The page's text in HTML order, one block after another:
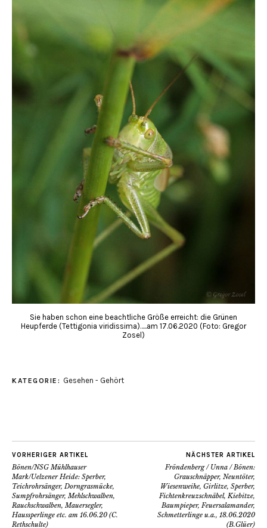
Sie haben schon eine beachtliche Größe erreicht: die Grünen
Heupferde (Tettigonia viridissima)…..am 17.06.2020 (Foto: Gregor
Zosel)
KATEGORIE: Gesehen - Gehört
VORHERIGER ARTIKEL
Bönen/NSG Mühlhauser
Mark/Uelzener Heide: Sperber,
Teichrohrsänger, Dorngrasmücke,
Sumpfrohrsänger, Mehlschwalben,
Rauchschwalben, Mauersegler,
Haussperlinge etc. am 16.06.20 (C.
Rethschulte)
NÄCHSTER ARTIKEL
Fröndenberg / Unna / Bönen:
Grauschnäpper, Neuntöter,
Wiesenweihe, Girlitze, Sperber,
Fichtenkreuzschnäbel, Kiebitze,
Baumpieper, Feuersalamander,
Schmetterlinge u.a., 18.06.2020
(B.Glüer)